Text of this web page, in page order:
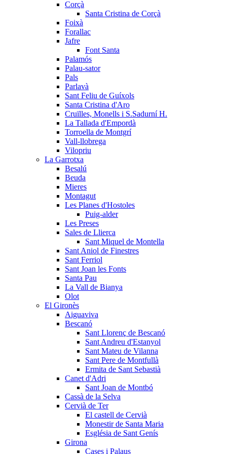
Corçà
Santa Cristina de Corçà
Foixà
Forallac
Jafre
Font Santa
Palamós
Palau-sator
Pals
Parlavà
Sant Feliu de Guíxols
Santa Cristina d'Aro
Cruïlles, Monells i S.Sadurní H.
La Tallada d'Empordà
Torroella de Montgrí
Vall-llobrega
Vilopriu
La Garrotxa
Besalú
Beuda
Mieres
Montagut
Les Planes d'Hostoles
Puig-alder
Les Preses
Sales de Llierca
Sant Miquel de Montella
Sant Aniol de Finestres
Sant Ferriol
Sant Joan les Fonts
Santa Pau
La Vall de Bianya
Olot
El Gironès
Aiguaviva
Bescanó
Sant Llorenç de Bescanó
Sant Andreu d'Estanyol
Sant Mateu de Vilanna
Sant Pere de Montfullà
Ermita de Sant Sebastià
Canet d'Adri
Sant Joan de Montbó
Cassà de la Selva
Cervià de Ter
El castell de Cervià
Monestir de Santa Maria
Església de Sant Genís
Girona
Cases i Palaus